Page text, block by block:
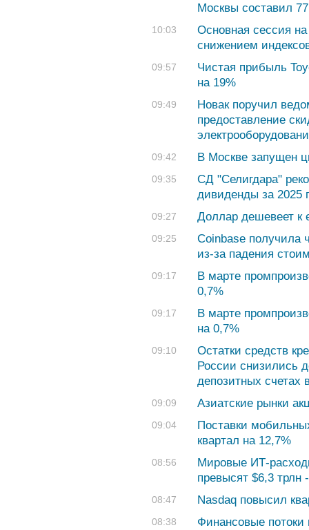
Москвы составил
10:03
Основная сессия
снижением
09:57
Чистая прибыль
на 19%
09:49
Новак поручил
предоставление
09:42 В Москве запущен
09:35
СД "Селигдара"
дивиденды за 2025
09:27 Доллар дешевеет к
09:25
Coinbase получила
из-за падения
09:17
В марте
0,7%
09:17
В марте
на 0,7%
09:10
Остатки средств
России снизились
депозитных счетах
09:09 Азиатские рынки
09:04
Поставки
квартал на 12,7%
08:56
Мировые ИТ-
превысят $6,3 трлн
08:47 Nasdaq повысил
08:38
Финансовые